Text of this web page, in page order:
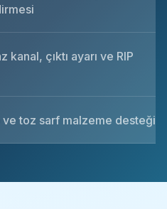
çıktı ayarı ve RIP
toz sarf malzeme desteği